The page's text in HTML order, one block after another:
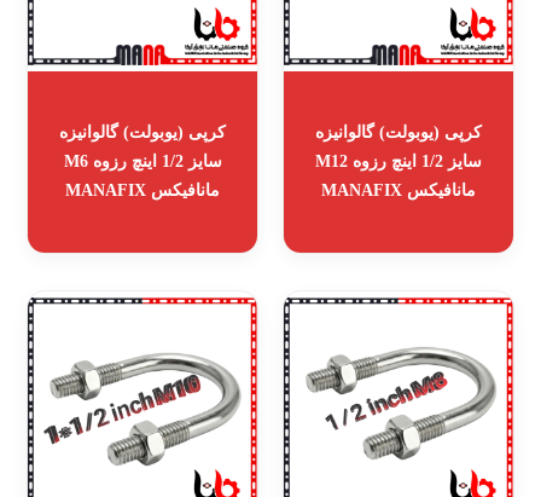
کرپی (یوبولت) گالوانیزه
سایز 1/2 اینچ رزوه M12
مانافیکس MANAFIX
کرپی (یوبولت) گالوانیزه
سایز 1/2 اینچ رزوه M6
مانافیکس MANAFIX